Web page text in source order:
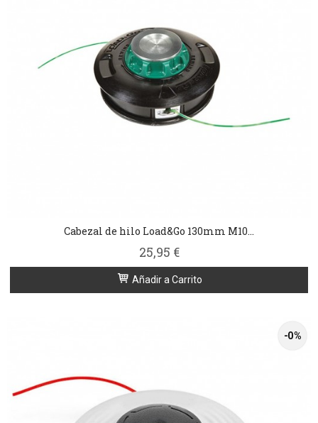
Cabezal de hilo Load&Go 130mm M10...
25,95 €
Añadir a Carrito
-0 %